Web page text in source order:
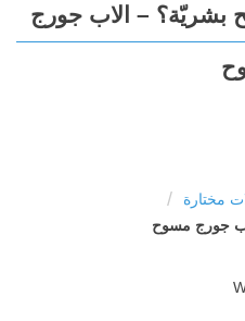
بشريّة؟ – الاب جورج
مختارة /
جورج مسوح